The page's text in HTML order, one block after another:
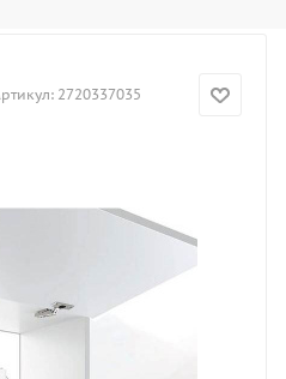
2720337035